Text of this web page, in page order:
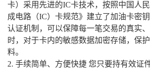
卡）采用先进的IC卡技术，按照中国人
成电路（IC）卡规范》建立了加油卡密
认证机制，可以保障每一笔交易的真实
时，对于卡内的敏感数据加密存储，保
料。
2. 手续简单、方便快捷 您只要持有效证